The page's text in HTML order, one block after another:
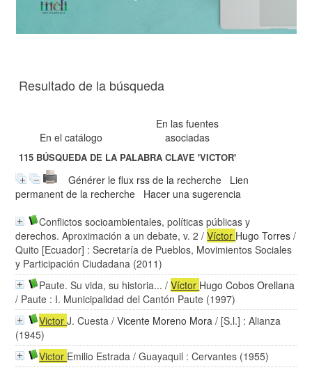
Resultado de la búsqueda
En el catálogo
En las fuentes
asociadas
115 BÚSQUEDA DE LA PALABRA CLAVE'VICTOR'
Générer le flux rss de la recherche
Lien
permanent de la recherche
Hacer una sugerencia
Conflictos socioambientales, políticas públicas y
derechos. Aproximación a un debate, v. 2 /Víctor Hugo Torres /
Quito [Ecuador] : Secretaría de Pueblos, Movimientos Sociales
y Participación Ciudadana (2011)
Paute. Su vida, su historia... /Víctor Hugo Cobos Orellana
/ Paute : I. Municipalidad del Cantón Paute (1997)
VictorJ. Cuesta /Vicente Moreno Mora / [S.l.] : Alianza
(1945)
Victor Emilio Estrada / Guayaquil : Cervantes (1955)